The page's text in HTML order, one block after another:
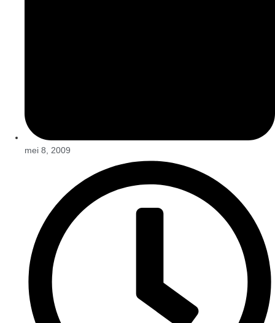
mei 8, 2009